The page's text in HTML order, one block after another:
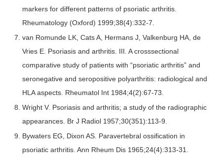
markers for different patterns of psoriatic arthritis.
Rheumatology (Oxford) 1999;38(4):332-7.
van Romunde LK, Cats A, Hermans J, Valkenburg HA, de
Vries E. Psoriasis and arthritis. III. A crosssectional
comparative study of patients with “psoriatic arthritis” and
seronegative and seropositive polyarthritis: radiological and
HLA aspects. Rheumatol Int 1984;4(2):67-73.
Wright V. Psoriasis and arthritis; a study of the radiographic
appearances. Br J Radiol 1957;30(351):113-9.
Bywaters EG, Dixon AS. Paravertebral ossification in
psoriatic arthritis. Ann Rheum Dis 1965;24(4):313-31.